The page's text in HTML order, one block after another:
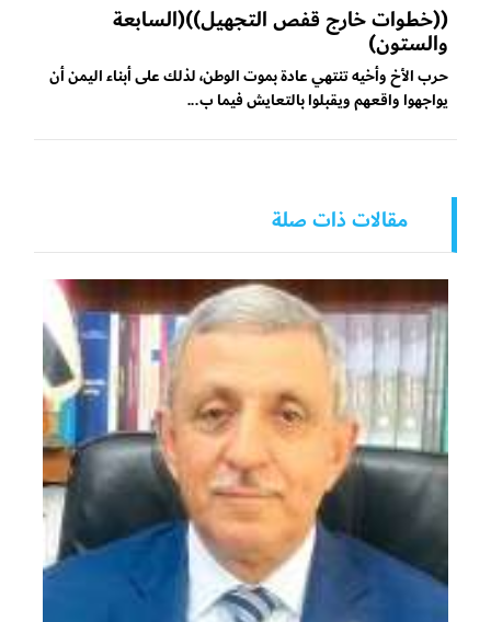
((خطوات خارج قفص التجهيل))(السابعة
والستون)
حرب الأخ وأخيه تنتهي عادة بموت الوطن، لذلك على أبناء اليمن أن
يواجهوا واقعهم ويقبلوا بالتعايش فيما ب...
مقالات ذات صلة